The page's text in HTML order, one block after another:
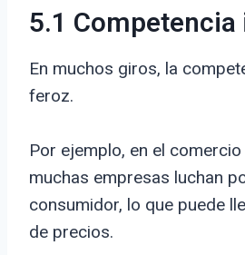
5.1
En muchos giros, la
feroz.
Por ejemplo, en el
muchas empresas luchan
consumidor, lo que puede
de precios.